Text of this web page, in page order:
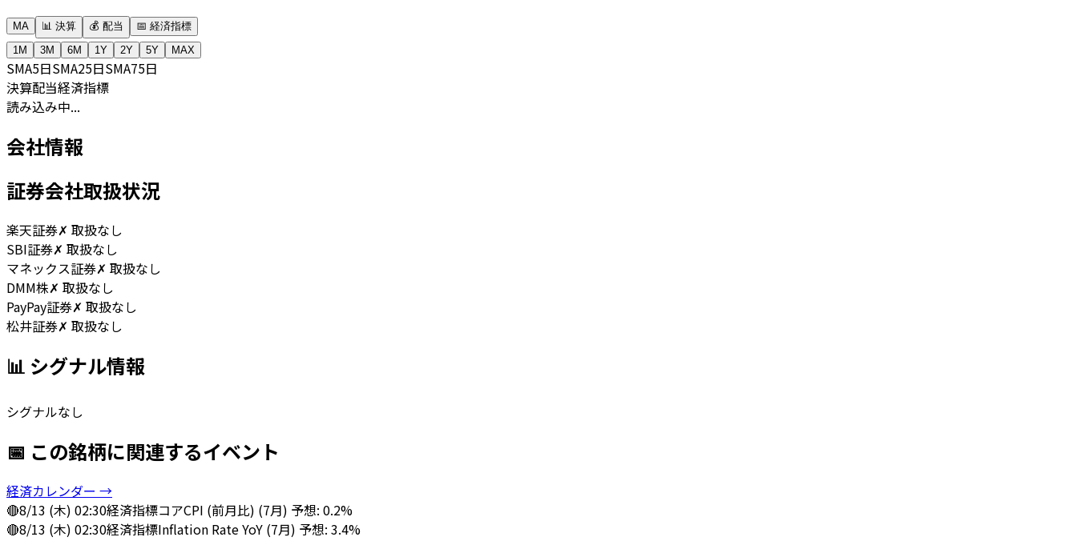
MA 📊 決算 💰 配当
📅 経済指標
1M
3M 6M 1Y 2Y 5Y MAX
SMA5日SMA25日SMA75日
決算配当経済指標
読み込み中...
会社情報
証券会社取扱状況
楽天証券✗ 取扱なし
SBI証券✗ 取扱なし
マネックス証券✗ 取扱なし
DMM株✗ 取扱なし
PayPay証券✗ 取扱なし
松井証券✗ 取扱なし
📊 シグナル情報
シグナルなし
📅 この銘柄に関連するイベント
経済カレンダー →
🔴8/13 (木) 02:30経済指標コアCPI (前月比) (7月) 予想: 0.2%
🔴8/13 (木) 02:30経済指標Inflation Rate YoY (7月) 予想: 3.4%